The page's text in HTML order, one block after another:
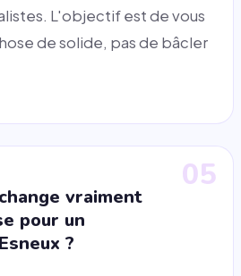
L'objectif est de vous
de solide, pas de bâcler
05
vraiment
pour un
?